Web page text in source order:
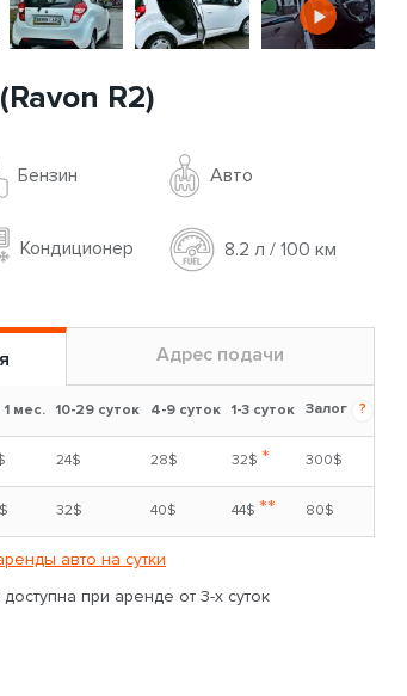
R2)
Бензин Авто
Кондиционер 8.2 л / 100 км
Адрес подачи
1 мес. 10-29 суток 4-9 суток 1-3 суток Залог ?
24$ 28$ 32$ * 300$
32$ 40$ 44$ ** 80$
авто на сутки
при аренде от 3-х суток